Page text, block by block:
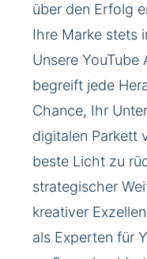
über den Erfolg
Ihre Marke stets
Unsere YouTube
begreift jede
Chance, Ihr
digitalen Parkett
beste Licht zu
strategischer
kreativer
als Experten für